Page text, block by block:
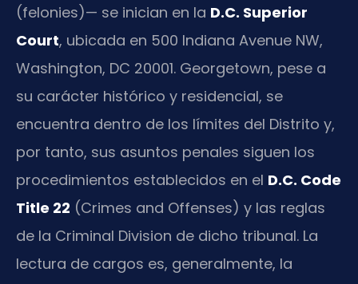
(felonies)— se inician en la D.C. Superior
Court, ubicada en 500 Indiana Avenue NW,
Washington, DC 20001. Georgetown, pese a
su carácter histórico y residencial, se
encuentra dentro de los límites del Distrito y,
por tanto, sus asuntos penales siguen los
procedimientos establecidos en el D.C. Code
Title 22 (Crimes and Offenses) y las reglas
de la Criminal Division de dicho tribunal. La
lectura de cargos es, generalmente, la